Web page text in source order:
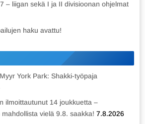
– liigan sekä I ja II divisioonan ohjelmat
haku avattu!
York Park: Shakki-työpaja
ilmoittautunut 14 joukkuetta –
vielä 9.8. saakka! 7.8.2026